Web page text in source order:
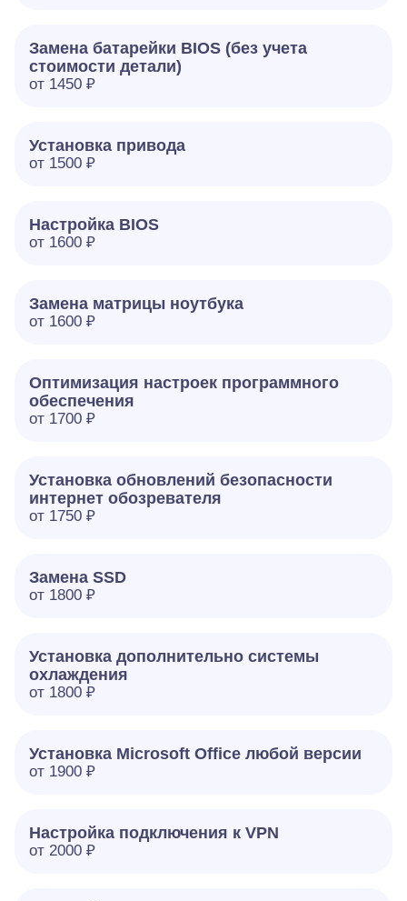
Замена батарейки BIOS (без учета
стоимости детали)
от 1450 ₽
Установка привода
от 1500 ₽
Настройка BIOS
от 1600 ₽
Замена матрицы ноутбука
от 1600 ₽
Оптимизация настроек программного
обеспечения
от 1700 ₽
Установка обновлений безопасности
интернет обозревателя
от 1750 ₽
Замена SSD
от 1800 ₽
Установка дополнительно системы
охлаждения
от 1800 ₽
Установка Microsoft Office любой версии
от 1900 ₽
Настройка подключения к VPN
от 2000 ₽